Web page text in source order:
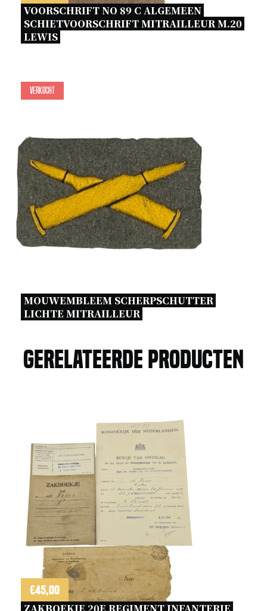
VOORSCHRIFT NO 89 C ALGEMEEN
SCHIETVOORSCHRIFT MITRAILLEUR M.20
LEWIS
Verkocht
MOUWEMBLEEM SCHERPSCHUTTER
LICHTE MITRAILLEUR
Gerelateerde producten
€45,00
ZAKBOEKJE 20E REGIMENT INFANTERIE